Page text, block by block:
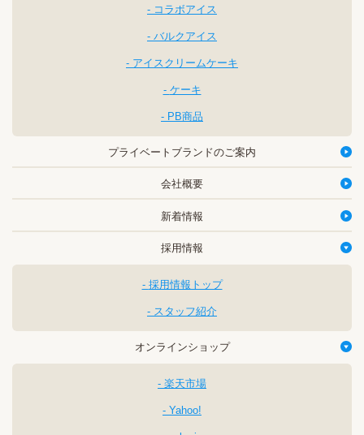
コラボアイス
バルクアイス
アイスクリームケーキ
ケーキ
PB商品
プライベートブランドのご案内
会社概要
新着情報
採用情報
採用情報トップ
スタッフ紹介
オンラインショップ
楽天市場
Yahoo!